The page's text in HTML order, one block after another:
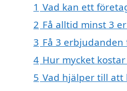
1 Vad kan ett
2 Få alltid minst 3
3 Få 3
4 Hur mycket
5 Vad hjälper till att